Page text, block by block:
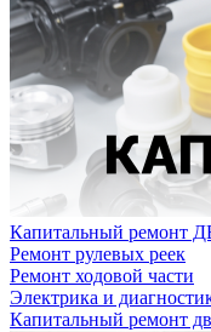
Капитальный ремонт
Ремонт рулевых реек
Ремонт ходовой части
Электрика и
Капитальный ремонт